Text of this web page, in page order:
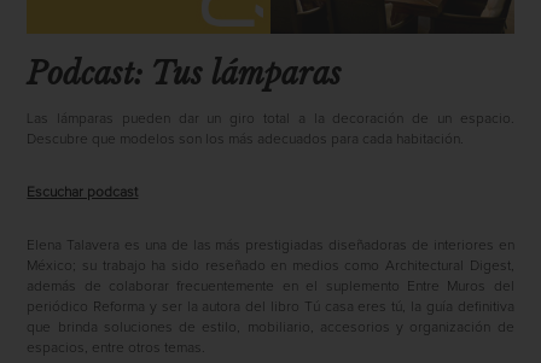
Podcast: Tus lámparas
Las lámparas pueden dar un giro total a la decoración de un espacio.
Descubre que modelos son los más adecuados para cada habitación.
Escuchar podcast
Elena Talavera es una de las más prestigiadas diseñadoras de interiores en
México; su trabajo ha sido reseñado en medios como Architectural Digest,
además de colaborar frecuentemente en el suplemento Entre Muros del
periódico Reforma y ser la autora del libro Tú casa eres tú, la guía definitiva
que brinda soluciones de estilo, mobiliario, accesorios y organización de
espacios, entre otros temas.